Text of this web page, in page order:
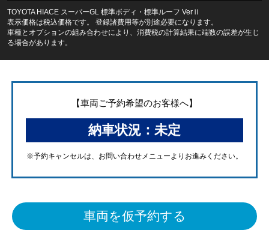
TOYOTA HIACE スーパーGL 標準ボディ・標準ルーフ VerⅡ
表示価格は税込価格です。 登録諸費用等が別途必要になります。
車種とオプションの組み合わせにより、消費税の計算結果に端数の誤差が生じ
る場合があります。
【車両ご予約希望のお客様へ】
納車状況：未定
※予約キャンセルは、 お問い合わせメニューよりお進みください。
車両を仮予約する